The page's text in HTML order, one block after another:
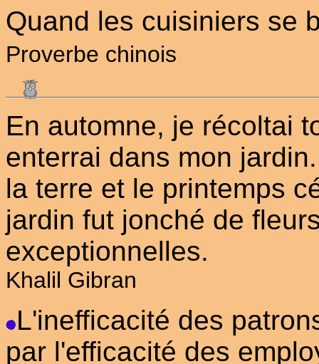
Quand les cuisiniers se
Proverbe chinois
En automne, je récoltai
enterrai dans mon
la terre et le printemps
jardin fut jonché de
exceptionnelles.
Khalil Gibran
L'inefficacité des
par l'efficacité des